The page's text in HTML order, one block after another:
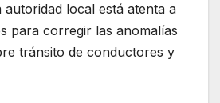
autoridad local está atenta a
para corregir las anomalías
tránsito de conductores y